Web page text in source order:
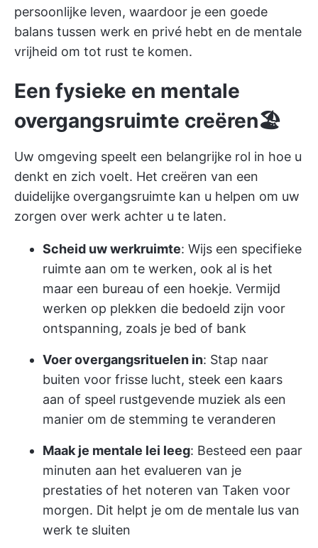
persoonlijke leven, waardoor je een goede
balans tussen werk en privé hebt en de mentale
vrijheid om tot rust te komen.
Een fysieke en mentale
overgangsruimte creëren🏖
Uw omgeving speelt een belangrijke rol in hoe u
denkt en zich voelt. Het creëren van een
duidelijke overgangsruimte kan u helpen om uw
zorgen over werk achter u te laten.
Scheid uw werkruimte: Wijs een specifieke
ruimte aan om te werken, ook al is het
maar een bureau of een hoekje. Vermijd
werken op plekken die bedoeld zijn voor
ontspanning, zoals je bed of bank
Voer overgangsrituelen in: Stap naar
buiten voor frisse lucht, steek een kaars
aan of speel rustgevende muziek als een
manier om de stemming te veranderen
Maak je mentale lei leeg: Besteed een paar
minuten aan het evalueren van je
prestaties of het noteren van Taken voor
morgen. Dit helpt je om de mentale lus van
werk te sluiten